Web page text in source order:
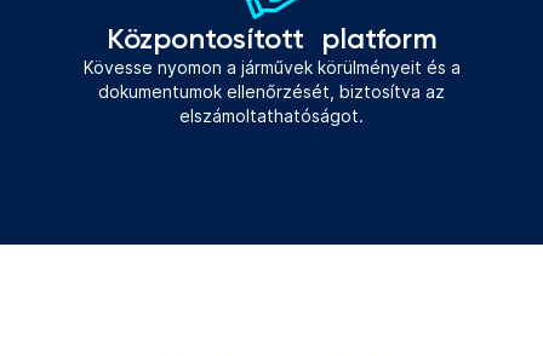
Központosított platform
Kövesse nyomon a járművek körülményeit és a
dokumentumok ellenőrzését, biztosítva az
elszámoltathatóságot.